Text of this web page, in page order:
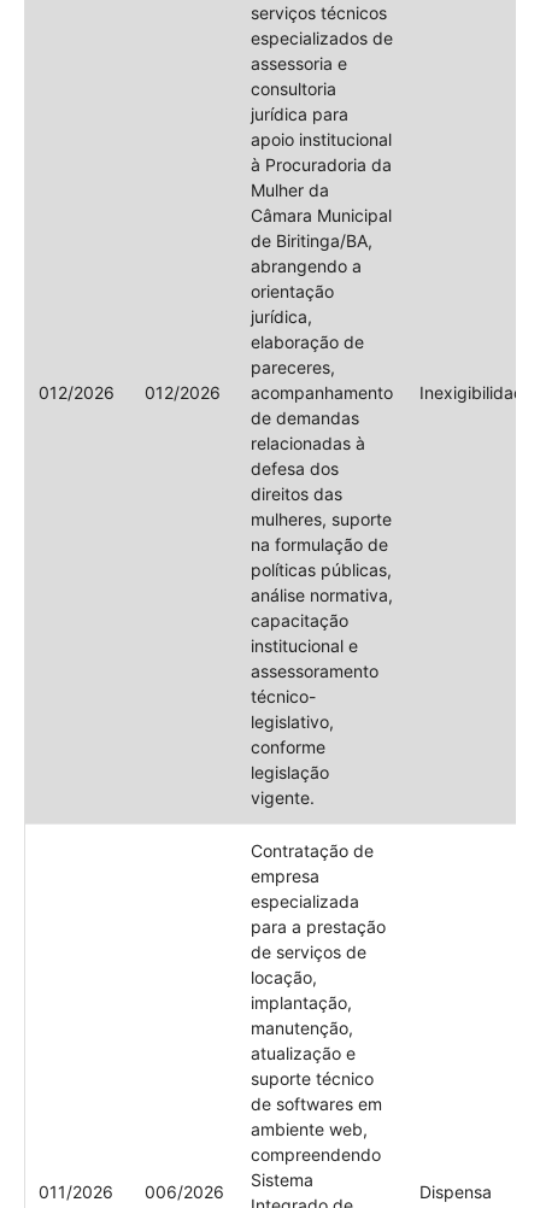
012/2026 012/2026
serviços técnicos
especializados de
assessoria e
consultoria
jurídica para
apoio institucional
à Procuradoria da
Mulher da
Câmara Municipal
de Biritinga/BA,
abrangendo a
orientação
jurídica,
elaboração de
pareceres,
acompanhamento
de demandas
relacionadas à
defesa dos
direitos das
mulheres, suporte
na formulação de
políticas públicas,
análise normativa,
capacitação
institucional e
assessoramento
técnico-
legislativo,
conforme
legislação
vigente.
Inexigibilidade
011/2026 006/2026
Contratação de
empresa
especializada
para a prestação
de serviços de
locação,
implantação,
manutenção,
atualização e
suporte técnico
de softwares em
ambiente web,
compreendendo
Sistema
Dispensa